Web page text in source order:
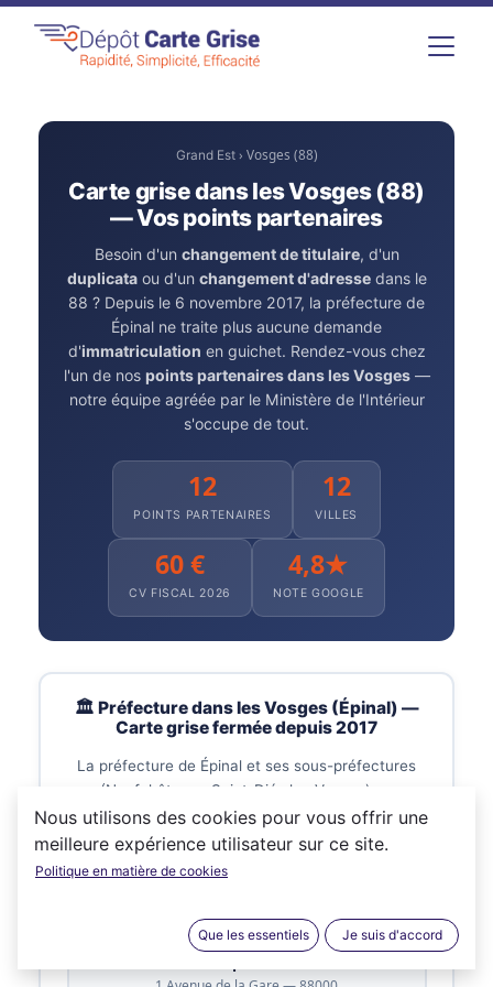
Grand Est› Vosges (88)
Carte grise dans les Vosges (88)
— Vos points partenaires
Besoin d'un changement de titulaire, d'un
duplicataou d'un changement d'adressedans le
88 ? Depuis le 6 novembre 2017, la préfecture de
Épinal ne traite plus aucune demande
d'immatriculation en guichet. Rendez-vous chez
l'un de nos points partenaires dans les Vosges—
notre équipe agréée par le Ministère de l'Intérieur
s'occupe de tout.
12
POINTS PARTENAIRES
12
VILLES
60 €
CV FISCAL 2026
4,8★
NOTE GOOGLE
🏛️ Préfecture dans les Vosges (Épinal) —
Carte grise fermée depuis 2017
La préfecture de Épinal et ses sous-préfectures
(Neufchâteau · Saint-Dié-des-Vosges)
reçoivent plus le publicpour les demandes de
carte grise depuis la mise en place du Plan
Préfectures Nouvelle Génération (PPNG) le 6
PRÉFECTURE
Nous utilisons des cookies pour vous offrir une
meilleure expérience utilisateur sur ce site.
Politique en matière de cookies
Que les essentiels Je suis d'accord